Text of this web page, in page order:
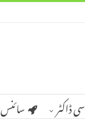
ڈاکٹر سائنس